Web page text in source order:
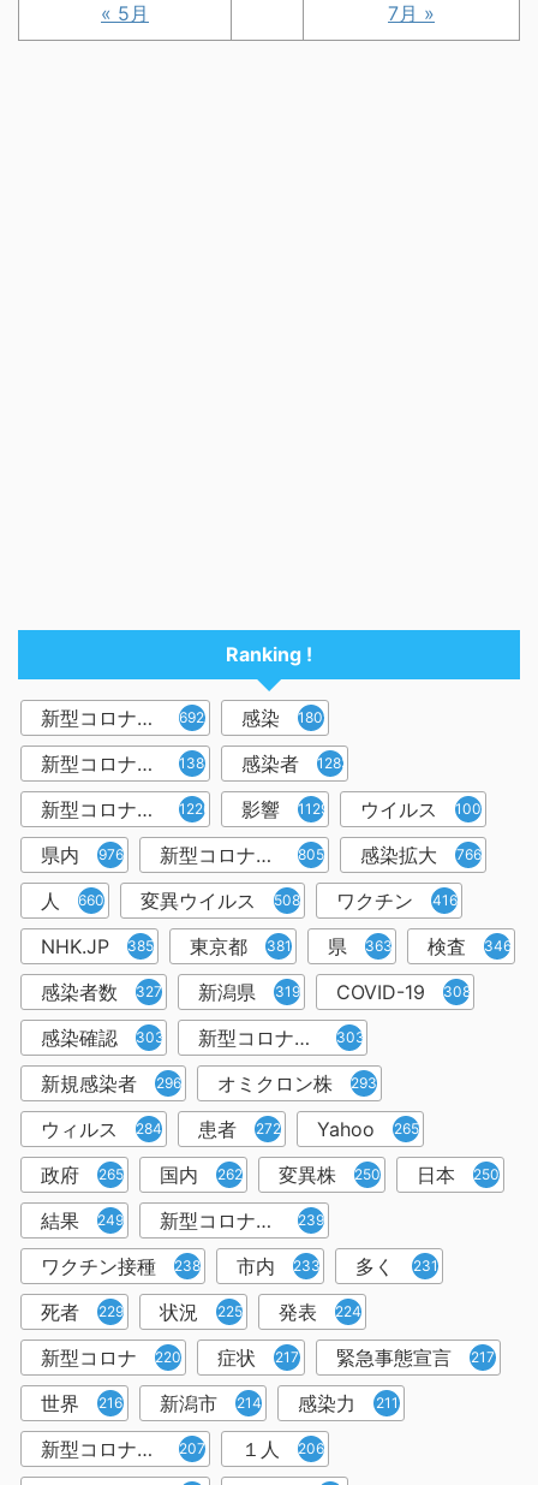
« 5月 7月 »
Ranking !
新型コロナウイルス 6921 感染 1809
新型コロナウィルス 1382 感染者 1283
新型コロナウイルス感染症 1226 影響 1129 ウイルス 1001
県内 976 新型コロナウイルス感染 805 感染拡大 766
人 660 変異ウイルス 508 ワクチン 416
NHK.JP 385 東京都 381 県 363 検査 346
感染者数 327 新潟県 319 COVID-19 308
感染確認 303 新型コロナウィルス感染症 303
新規感染者 296 オミクロン株 293
ウィルス 284 患者 272 Yahoo 265
政府 265 国内 262 変異株 250 日本 250
結果 249 新型コロナウイルスワクチン 239
ワクチン接種 238 市内 233 多く 231
死者 229 状況 225 発表 224
新型コロナ 220 症状 217 緊急事態宣言 217
世界 216 新潟市 214 感染力 211
新型コロナウイルス感染者 207 １人 206